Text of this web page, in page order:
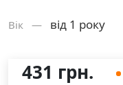
Вік — від 1 року
431 грн.